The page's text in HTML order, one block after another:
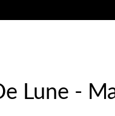
Lune -